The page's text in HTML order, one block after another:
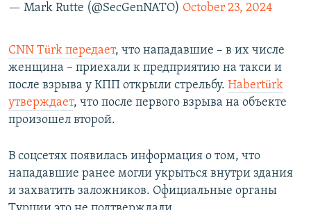
— Mark Rutte (@SecGenNATO) October 23, 2024
CNN Türk передает, что нападавшие – в их числе
женщина – приехали к предприятию на такси и
после взрыва у КПП открыли стрельбу. Habertürk
утверждает, что после первого взрыва на объекте
произошел второй.
В соцсетях появилась информация о том, что
нападавшие ранее могли укрыться внутри здания
и захватить заложников. Официальные органы